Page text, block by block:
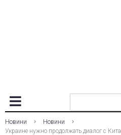
Новини
Новини
Украине нужно продолжать диалог с